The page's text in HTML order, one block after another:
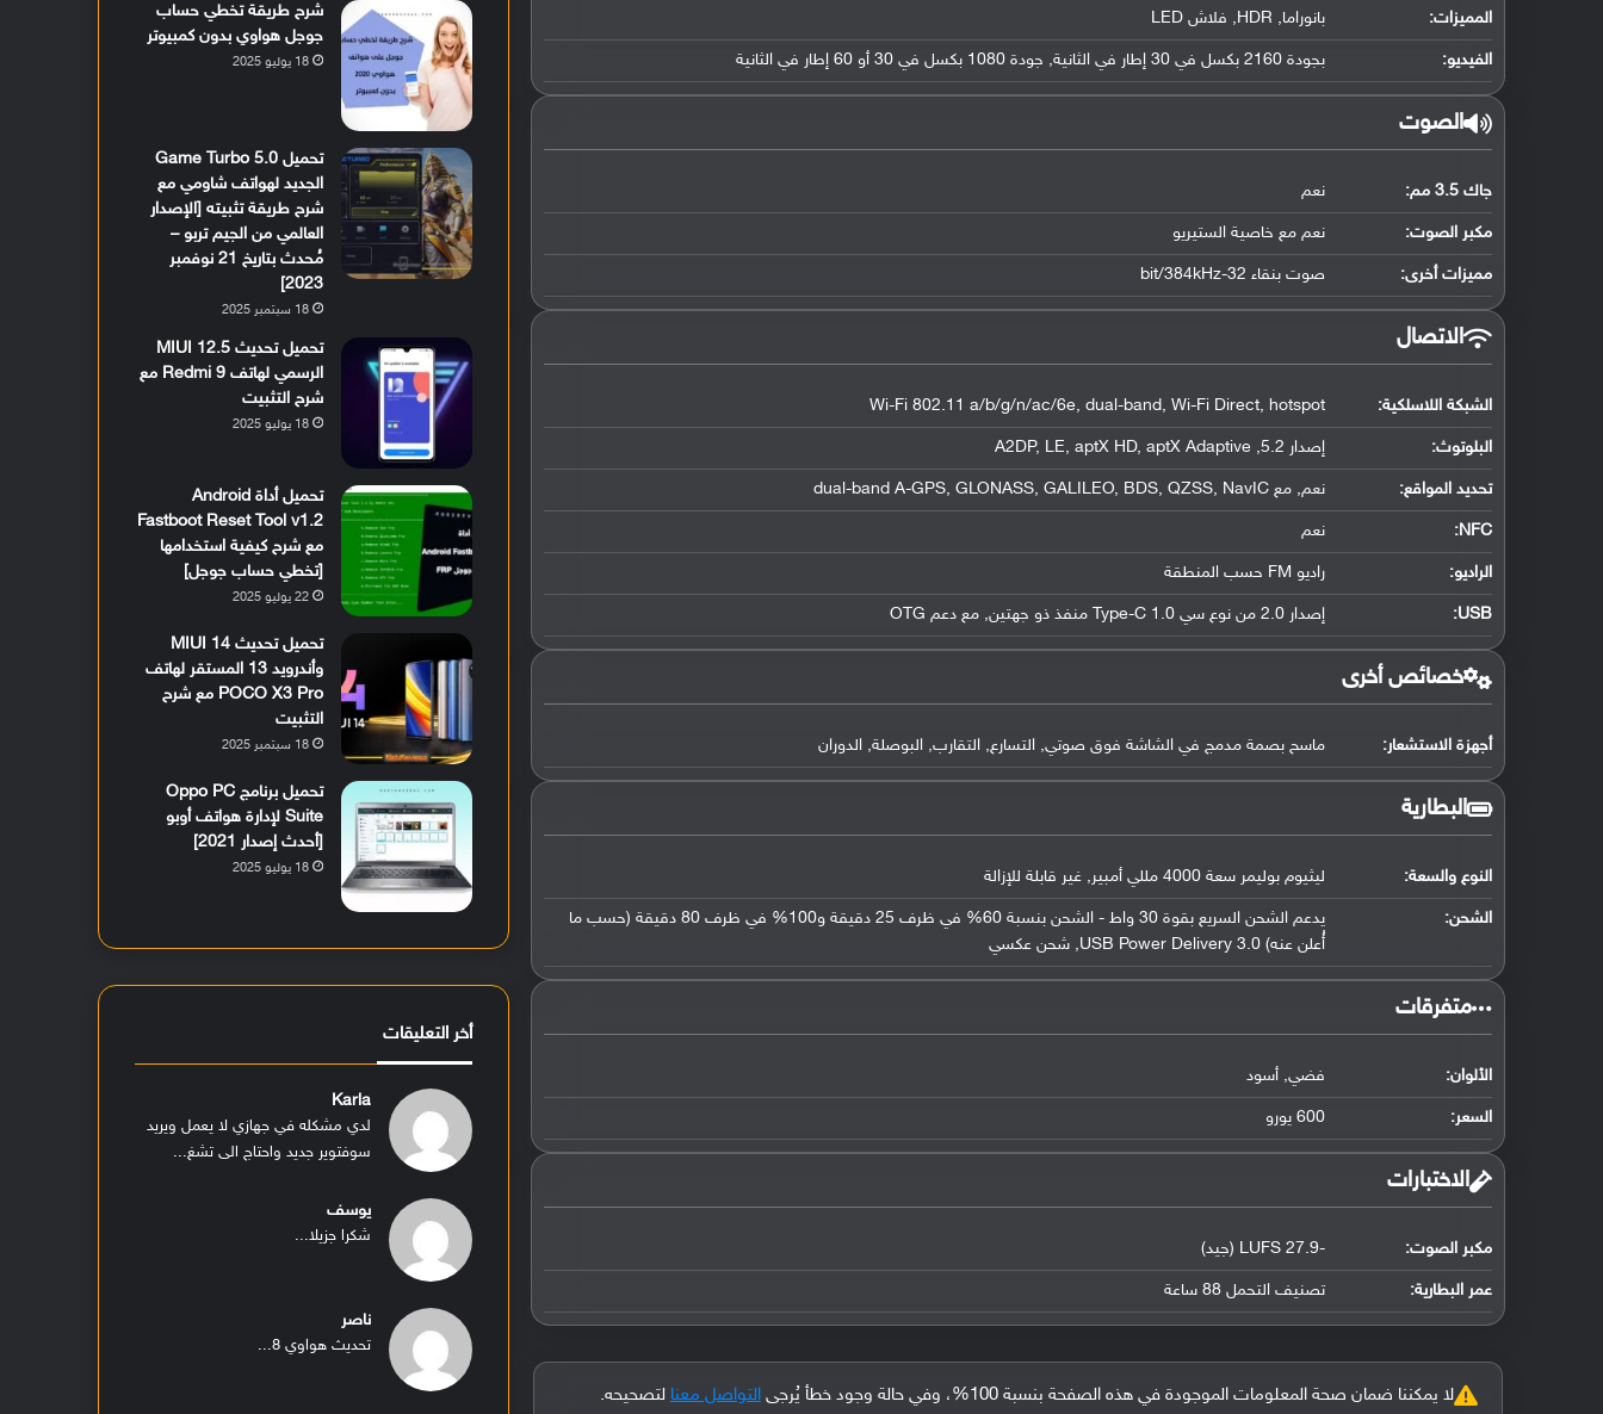
المميزات: بانوراما, HDR, فلاش LED
الفيديو: بجودة 2160 بكسل في 30 إطار في الثانية, جودة 1080 بكسل في 30 أو 60 إطار في الثانية
الصوت
جاك 3.5 مم: نعم
مكبر الصوت: نعم مع خاصية الستيريو
مميزات أخرى: صوت بنقاء 32-bit/384kHz
الاتصال
الشبكة اللاسلكية: Wi-Fi 802.11 a/b/g/n/ac/6e, dual-band, Wi-Fi Direct, hotspot
البلوتوث: إصدار 5.2, A2DP, LE, aptX HD, aptX Adaptive
تحديد المواقع: نعم, مع dual-band A-GPS, GLONASS, GALILEO, BDS, QZSS, NavIC
NFC
: نعم
الراديو: راديو FM حسب المنطقة
USB
: إصدار 2.0 من نوع سي Type-C 1.0 منفذ ذو جهتين, مع دعم OTG
خصائص أخرى
أجهزة الاستشعار: ماسح بصمة مدمج في الشاشة فوق صوتي, التسارع, التقارب, البوصلة, الدوران
البطارية
النوع والسعة: ليثيوم بوليمر سعة 4000 مللي أمبير, غير قابلة للإزالة
الشحن:
يدعم الشحن السريع بقوة 30 واط - الشحن بنسبة 60% في ظرف 25 دقيقة و100% في ظرف 80 دقيقة (حسب ما
أُعلن عنه) USB Power Delivery 3.0, شحن عكسي
‏متفرقات‏
الألوان: فضي, أسود
السعر: 600 يورو
‏الاختبارات‏
مكبر الصوت: -27.9 LUFS (جيد)
عمر البطارية: تصنيف التحمل 88 ساعة
لا يمكننا ضمان صحة المعلومات الموجودة في هذه الصفحة بنسبة 100%، وفي حالة وجود خطأ يُرجى التواصل معنا لتصحيحه.
شرح طريقة تخطي حساب
جوجل هواوي بدون كمبيوتر
18 يوليو 2025
تحميل Game Turbo 5.0
الجديد لهواتف شاومي مع
شرح طريقة تثبيته [الإصدار
العالمي من الجيم تربو –
مُحدث بتاريخ 21 نوفمبر
2023]
18 سبتمبر 2025
تحميل تحديث MIUI 12.5
الرسمي لهاتف Redmi 9 مع
شرح التثبيت
18 يوليو 2025
تحميل أداة Android
Fastboot Reset Tool v1.2
مع شرح كيفية استخدامها
[تخطي حساب جوجل]
22 يوليو 2025
تحميل تحديث MIUI 14
وأندرويد 13 المستقر لهاتف
POCO X3 Pro مع شرح
التثبيت
18 سبتمبر 2025
تحميل برنامج Oppo PC
Suite لإدارة هواتف أوبو
[أحدث إصدار 2021]
18 يوليو 2025
أخر التعليقات
Karla
لدي مشكله في جهازي لا يعمل ويريد
سوفتوير جديد واحتاج الى تشغ...
يوسف
شكرا جزيلا...
ناصر
تحديث هواوي 8...